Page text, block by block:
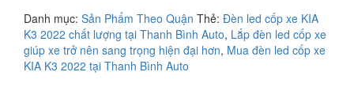
ĐÈN
LED
CỐP
XE
Danh mục: Sản Phẩm Theo Quận Thẻ: Đèn led cốp xe KIA
K3 2022 chất lượng tại Thanh Bình Auto, Lắp đèn led cốp xe
giúp xe trở nên sang trọng hiện đại hơn, Mua đèn led cốp xe
KIA K3 2022 tại Thanh Bình Auto